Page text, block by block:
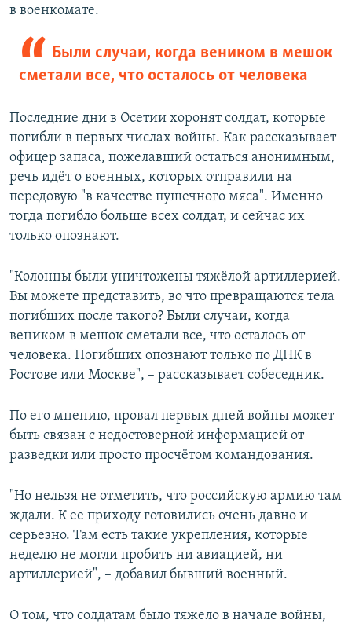
в военкомате.
Были случаи, когда веником в мешок
сметали все, что осталось от человека
Последние дни в Осетии хоронят солдат, которые
погибли в первых числах войны. Как рассказывает
офицер запаса, пожелавший остаться анонимным,
речь идёт о военных, которых отправили на
передовую "в качестве пушечного мяса". Именно
тогда погибло больше всех солдат, и сейчас их
только опознают.
"Колонны были уничтожены тяжёлой артиллерией.
Вы можете представить, во что превращаются тела
погибших после такого? Были случаи, когда
веником в мешок сметали все, что осталось от
человека. Погибших опознают только по ДНК в
Ростове или Москве", – рассказывает собеседник.
По его мнению, провал первых дней войны может
быть связан с недостоверной информацией от
разведки или просто просчётом командования.
"Но нельзя не отметить, что российскую армию там
ждали. К ее приходу готовились очень давно и
серьезно. Там есть такие укрепления, которые
неделю не могли пробить ни авиацией, ни
артиллерией", – добавил бывший военный.
О том, что солдатам было тяжело в начале войны,